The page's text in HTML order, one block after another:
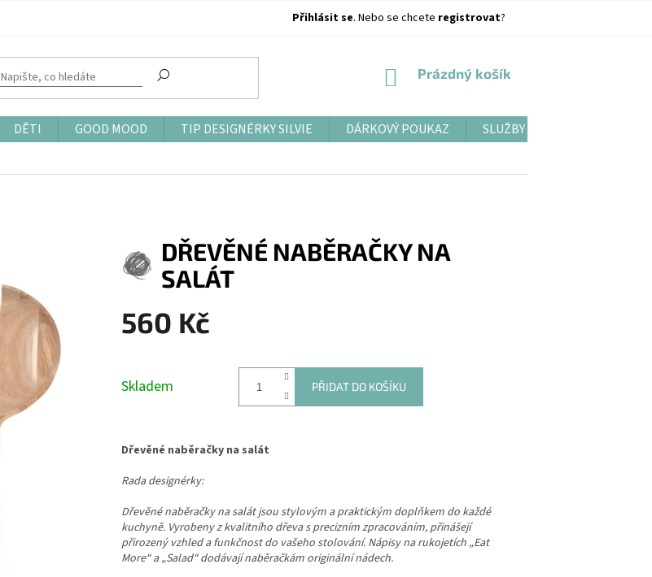
Přihlásit se. Nebo se chcete registrovat?
NÁKUPNÍ
Prázdný košík
DĚTI GOOD MOOD TIP DESIGNÉRKY SILVIE DÁRKOVÝ POUKAZ SLUŽBY
DŘEVĚNÉ NABĚRAČKY NA
SALÁT
560 Kč
Skladem PŘIDAT DO KOŠÍKU
Dřevěné naběračky na salát
Rada designérky:
Dřevěné naběračky na salát jsou stylovým a praktickým doplňkem do každé
kuchyně. Vyrobeny z kvalitního dřeva s precizním zpracováním, přinášejí
přirozený vzhled a funkčnost do vašeho stolování. Nápisy na rukojetích „Eat
More“ a „Salad“ dodávají naběračkám originální nádech.